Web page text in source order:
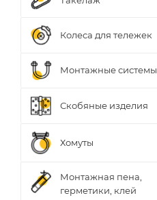
Колеса для тележек
Монтажные системы
Скобяные изделия
Хомуты
Монтажная пена,
герметики, клей